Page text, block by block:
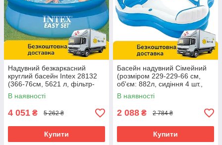
Надувний безкаркасний
круглий басейн Intex 28132
(366-76см, 5621 л, фільтр-
насос 230V) Синій
В наявності
4 051 ₴ 5 262 ₴
Купити
Басейн надувний Сімейний
(розміром 229-229-66 см,
об'єм: 882л, сидіння 4 шт.,
підсклянники 2 шт.) 56475
В наявності
2 088 ₴ 2 784 ₴
Купити